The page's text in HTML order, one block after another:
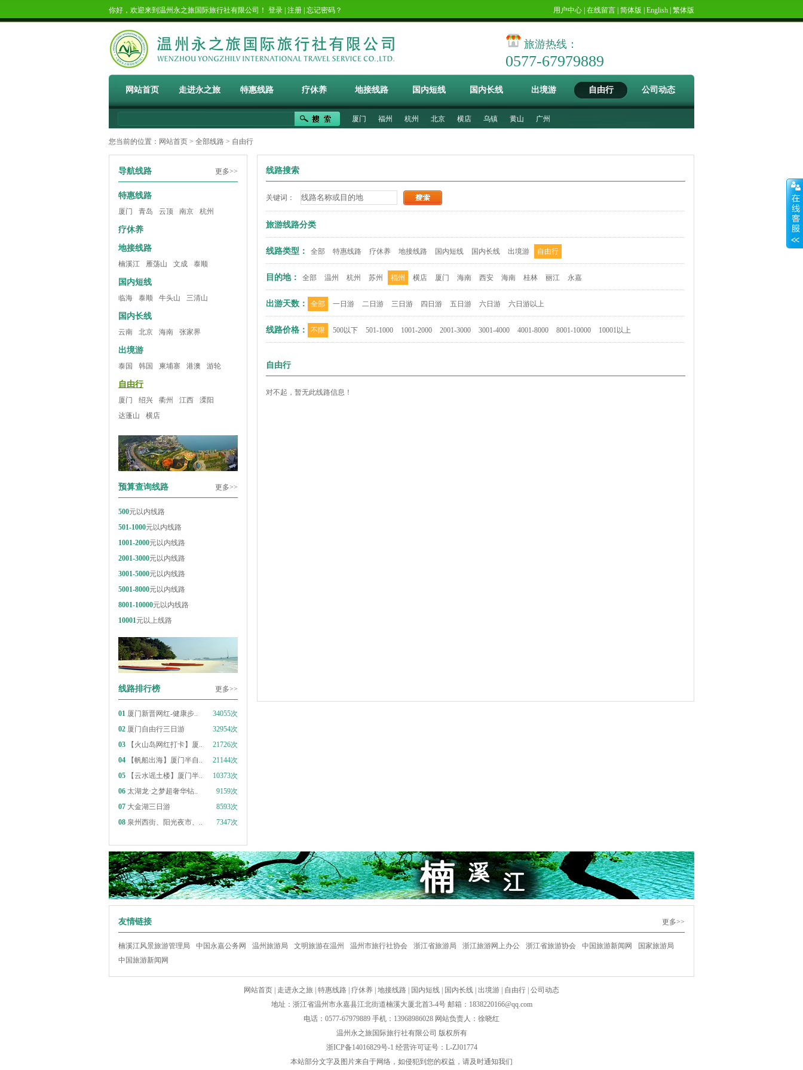
你好，欢迎来到温州永之旅国际旅行社有限公司！ 登录 注册 忘记密码？ 用户中心 在线留言 简体版 English 繁体版
旅游热线：
0577-67979889
网站首页 走进永之旅 特惠线路 疗休养 地接线路 国内短线 国内长线 出境游 自由行 公司动态
厦门 福州 杭州 北京 横店 乌镇 黄山 广州
您当前的位置： 网站首页 > 全部线路 > 自由行
导航线路 更多>>
特惠线路
厦门 青岛 云顶 南京 杭州
疗休养
地接线路
楠溪江 雁荡山 文成 泰顺
国内短线
临海 泰顺 牛头山 三清山
国内长线
云南 北京 海南 张家界
出境游
泰国 韩国 柬埔寨 港澳 游轮
自由行
厦门 绍兴 衢州 江西
溧阳
达蓬山
横店
预算查询线路 更多>>
500元以内线路
501-1000元以内线路
1001-2000元以内线路
2001-3000元以内线路
3001-5000元以内线路
5001-8000元以内线路
8001-10000元以内线路
10001元以上线路
线路排行榜 更多>>
01 厦门新晋网红-健康步..
34055次
02 厦门自由行三日游
32954次
03 【火山岛网红打卡】厦..
21726次
04 【帆船出海】厦门半自..
21144次
05 【云水谣土楼】厦门半..
10373次
06 太湖龙·之梦超奢华钻..
9159次
07 大金湖三日游
8593次
08 泉州西街、阳光夜市、.. 7347次
线路搜索
关键词：
旅游线路分类
线路类型： 全部 特惠线路 疗休养 地接线路 国内短线 国内长线 出境游 自由行
目的地： 全部 温州 杭州 苏州 福州 横店 厦门 海南 西安 海南 桂林 丽江 永嘉
出游天数： 全部 一日游 二日游 三日游 四日游 五日游 六日游 六日游以上
线路价格： 不限 500以下 501-1000 1001-2000 2001-3000 3001-4000 4001-8000 8001-10000 10001以上
自由行
对不起，暂无此线路信息！
友情链接 更多>>
楠溪江风景旅游管理局 中国永嘉公务网 温州旅游局 文明旅游在温州 温州市旅行社协会 浙江省旅游局 浙江旅游网上办公 浙江省旅游协会 中国旅游新闻网
国家旅游局
中国旅游新闻网
网站首页 走进永之旅 特惠线路 疗休养 地接线路 国内短线 国内长线 出境游 自由行 公司动态
地址：浙江省温州市永嘉县江北街道楠溪大厦北首3-4号 邮箱： 1838220166@qq.com
电话：0577-67979889 手机：13968986028 网站负责人：徐晓红
温州永之旅国际旅行社有限公司 版权所有
浙ICP备14016829号-1 经营许可证号：L-ZJ01774
本站部分文字及图片来自于网络，如侵犯到您的权益，请及时通知我们